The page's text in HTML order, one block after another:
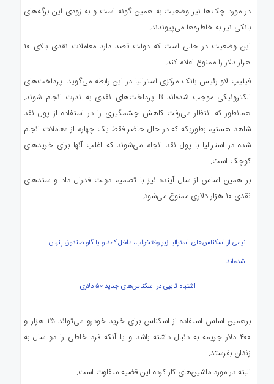
در مورد چک‌ها نیز وضعیت به همین گونه است و به زودی این برگه‌های
بانکی نیز به خاطره‌ها می‌پیوندند.
این وضعیت در حالی است که دولت قصد دارد معاملات نقدی بالای ۱۰
هزار دلار را ممنوع اعلام کند.
فیلیپ لاو رئیس بانک مرکزی استرالیا در این رابطه می‌گوید: پرداخت‌های
الکترونیکی موجب شده‌اند تا پرداخت‌های نقدی به ندرت انجام شوند.
همانطور که انتظار می‌رفت کاهش چشمگیری را در استفاده از پول نقد
شاهد هستیم بطوریکه که در حال حاضر فقط یک چهارم از معاملات انجام
شده در استرالیا با پول نقد انجام می‌شوند که اغلب آنها برای خریدهای
کوچک است.
بر همین اساس از سال آینده نیز با تصمیم دولت فدرال داد و ستدهای
نقدی ۱۰ هزار دلاری ممنوع می‌شود.
نیمی از اسکناس‌های استرالیا زیر رختخواب، داخل کمد و یا گاو صندوق پنهان
شده‌اند
اشتباه تایپی در اسکناس‌های جدید ۵۰ دلاری
برهمین اساس استفاده از اسکناس برای خرید خودرو می‌تواند ۲۵ هزار و
۴۰۰ دلار جریمه به دنبال داشته باشد و یا آنکه فرد خاطی را دو سال به
زندان بفرستد.
البته در مورد ماشین‌های کار کرده این قضیه متفاوت است.